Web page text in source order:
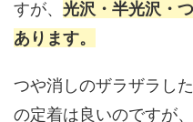
すが、 光沢・半光沢・
あります。
つや消しのザラザラし
の定着は良いのですが